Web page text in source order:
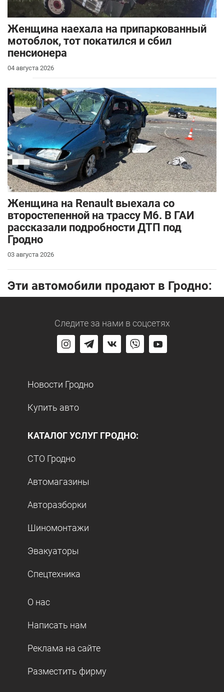
Женщина наехала на припаркованный
мотоблок, тот покатился и сбил
пенсионера
04 августа 2026
Женщина на Renault выехала со
второстепенной на трассу М6. В ГАИ
рассказали подробности ДТП под
Гродно
03 августа 2026
Эти автомобили продают в Гродно:
Следите за нами в соцсетях
Новости Гродно
Купить авто
КАТАЛОГ УСЛУГ ГРОДНО:
СТО Гродно
Автомагазины
Авторазборки
Шиномонтажи
Эвакуаторы
Спецтехника
О нас
Написать нам
Реклама на сайте
Разместить фирму